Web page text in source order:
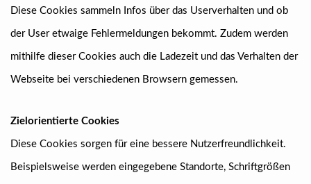
Diese Cookies sammeln Infos über das Userverhalten und ob
der User etwaige Fehlermeldungen bekommt. Zudem werden
mithilfe dieser Cookies auch die Ladezeit und das Verhalten der
Webseite bei verschiedenen Browsern gemessen.
Zielorientierte Cookies
Diese Cookies sorgen für eine bessere Nutzerfreundlichkeit.
Beispielsweise werden eingegebene Standorte, Schriftgrößen